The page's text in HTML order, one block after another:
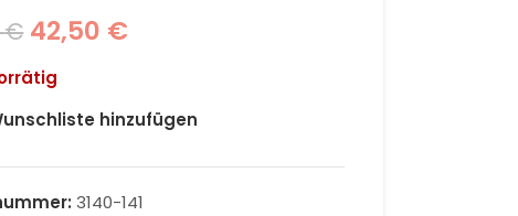
€ 42,50 €
hinzufügen
3140-141